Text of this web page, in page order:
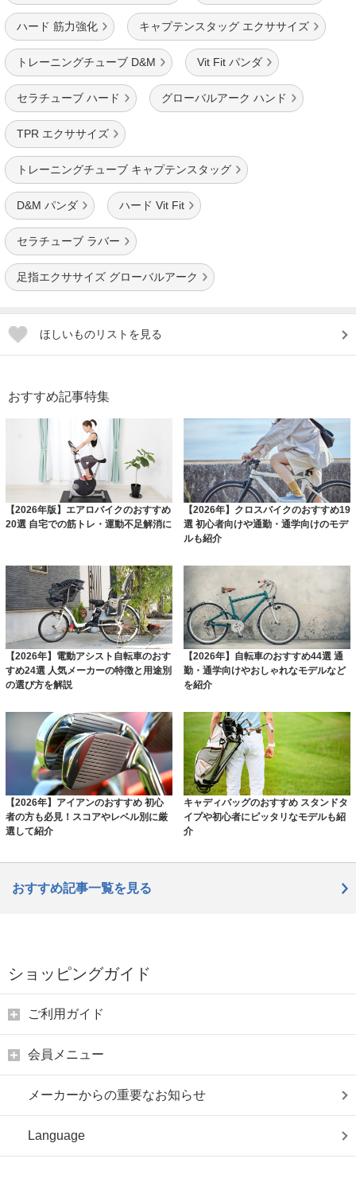
ハード 筋力強化 キャプテンスタッグ エクササイズ
トレーニングチューブ D&M Vit Fit パンダ
セラチューブ ハード グローバルアーク ハンド
TPR エクササイズ
トレーニングチューブ キャプテンスタッグ
D&M パンダ ハード Vit Fit
セラチューブ ラバー
足指エクササイズ グローバルアーク
ほしいものリストを見る
おすすめ記事特集
【2026年版】エアロバイクのおすすめ
20選 自宅での筋トレ・運動不足解消に
【2026年】クロスバイクのおすすめ19
選 初心者向けや通勤・通学向けのモデ
ルも紹介
【2026年】電動アシスト自転車のおす
すめ24選 人気メーカーの特徴と用途別
の選び方を解説
【2026年】自転車のおすすめ44選 通
勤・通学向けやおしゃれなモデルなど
を紹介
【2026年】アイアンのおすすめ 初心
者の方も必見！スコアやレベル別に厳
選して紹介
キャディバッグのおすすめ スタンドタ
イプや初心者にピッタリなモデルも紹
介
おすすめ記事一覧を見る
ショッピングガイド
ご利用ガイド
会員メニュー
メーカーからの重要なお知らせ
Language